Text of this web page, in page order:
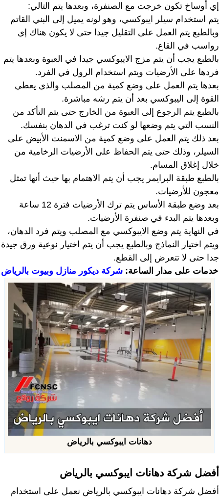
إي أوساخ تكون خرجت مع الصنفرة، وبعدها يتم التالي:
يتم استخدام سيلر ايبوكسي، وهو لونه يميل إلى البني القاتم
وبالطبع يتم العمل على التقليل جيدا حتى لا يكون هناك إي
رواسب في القاع.
بالطبع يجب أن يتم مزج الايبوكسي جيدا في العبوة وبعدها يتم
فردها على الأرضيات ويتم استخدام الرول في الفرد.
بعدها يتم العمل على وضع كمية من المصلب والذي يعطي
القوة إلى اليبوكسي بعد أن يتم رشه مباشرة.
بالطبع يتم الرجوع إلى العبوة من الخارج حتى يتم التأكد من
النسب التي يتم وضعها لو كنت ترغب في الدهان بنفسك.
بعد ذلك يتم العمل على وضع كمية من الاسمنت الأبيض على
السيلر، وذلك حتى يتم الحفاظ على الأرضيات الرخامية من
خلال إغلاق المسام.
بالطبع طبقة البرايمر يجب أن يتم الاهتمام بها حيث أنها تمثل
معجون للأرضيات.
بعد وضع طبقة الأساس يتم ترك الأرضيات فترة 12 ساعة
وبعدها يتم البدء في صنفرة الأرضيات.
في النهاية يتم وضع الايبوكسي مع المصلب ويتم فرد الدهان،
ويتم اختيار النماذج وبالطبع يجب أن يتم اختيار نوعية ورق جيدة
جدا حتى لا تتعرض إلى القطع.
خدمات على مدار الساعة: شركة ديكور منازل وبيوت بالرياض
دهانات ايبوكسي بالرياض
أفضل شركة دهانات ايبوكسي بالرياض
أفضل شركة دهانات ايبوكسي بالرياض نعمل على استخدام